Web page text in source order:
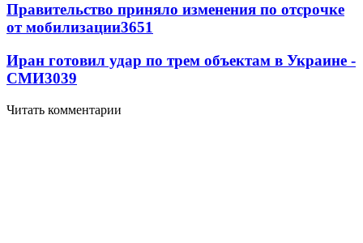
Правительство приняло изменения по отсрочке
от мобилизации3651
Иран готовил удар по трем объектам в Украине -
СМИ3039
Читать комментарии